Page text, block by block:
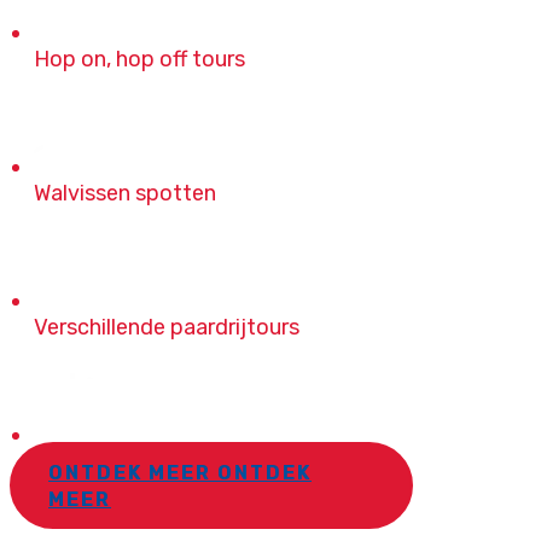
Hop on, hop off tours
Walvissen spotten
Verschillende paardrijtours
Sightseeing wandeltochten
ONTDEK MEER ONTDEK
MEER